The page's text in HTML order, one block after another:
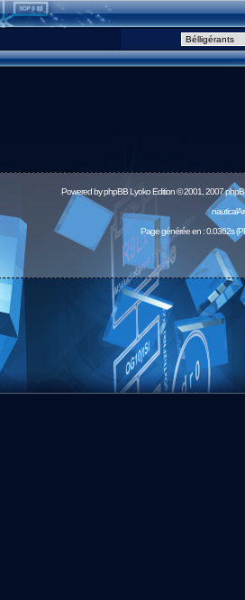
Powered byphpBBLyoko Edition © 2001, 2007
Page générée en : 0.0362s